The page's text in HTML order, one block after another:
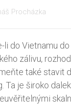
Procházka
li do Vietnamu do
zálivu,
také stavit
Ta je široko